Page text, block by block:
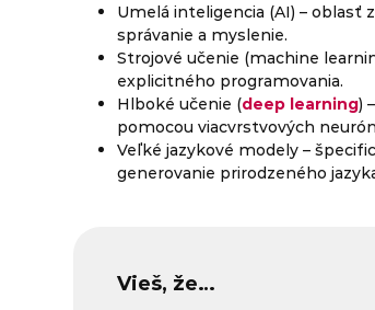
Umelá inteligencia (AI) – oblasť
správanie a myslenie.
Strojové učenie (machine
explicitného programovania.
Hlboké učenie (deep learning)
pomocou viacvrstvových
Veľké jazykové modely –
generovanie prirodzeného
Vieš, že…